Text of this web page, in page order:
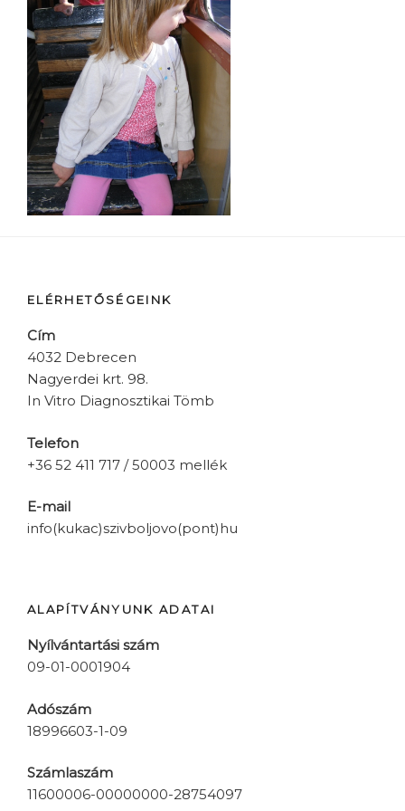
ELÉRHETŐSÉGEINK
Cím
4032 Debrecen
Nagyerdei krt. 98.
In Vitro Diagnosztikai Tömb
Telefon
+36 52 411 717 / 50003 mellék
E-mail
info(kukac)szivboljovo(pont)hu
ALAPÍTVÁNYUNK ADATAI
Nyílvántartási szám
09-01-0001904
Adószám
18996603-1-09
Számlaszám
11600006-00000000-28754097